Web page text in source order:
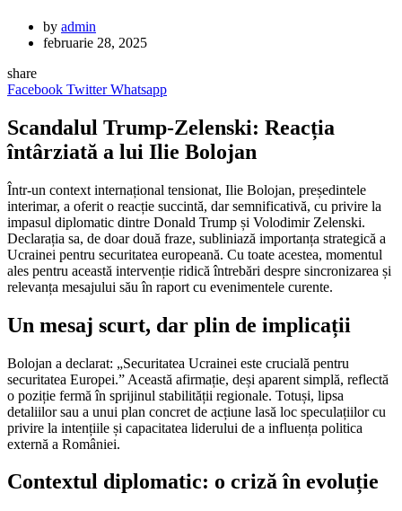
by admin
februarie 28, 2025
share
Facebook Twitter Whatsapp
Scandalul Trump-Zelenski: Reacția
întârziată a lui Ilie Bolojan
Într-un context internațional tensionat, Ilie Bolojan, președintele
interimar, a oferit o reacție succintă, dar semnificativă, cu privire la
impasul diplomatic dintre Donald Trump și Volodimir Zelenski.
Declarația sa, de doar două fraze, subliniază importanța strategică a
Ucrainei pentru securitatea europeană. Cu toate acestea, momentul
ales pentru această intervenție ridică întrebări despre sincronizarea și
relevanța mesajului său în raport cu evenimentele curente.
Un mesaj scurt, dar plin de implicații
Bolojan a declarat: „Securitatea Ucrainei este crucială pentru
securitatea Europei.” Această afirmație, deși aparent simplă, reflectă
o poziție fermă în sprijinul stabilității regionale. Totuși, lipsa
detaliilor sau a unui plan concret de acțiune lasă loc speculațiilor cu
privire la intențiile și capacitatea liderului de a influența politica
externă a României.
Contextul diplomatic: o criză în evoluție